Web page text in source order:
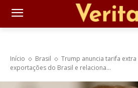
Início Brasil
Trump anuncia tarifa
exportações do Brasil e relaciona...